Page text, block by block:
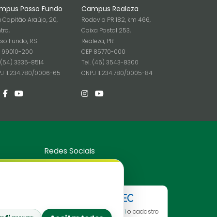
Passo Fundo
Capitão Araújo, 20,
Fundo, RS
99010-200
3335-8514
11.234.780/0006-65
Campus Realeza
Rodovia PR 182, km 466,
Caixa Postal 253,
Realeza, PR
CEP 85770-000
Tel. (46) 3543-8300
CNPJ 11.234.780/0005-84
Redes Sociais
Consulte aqui o cadastro